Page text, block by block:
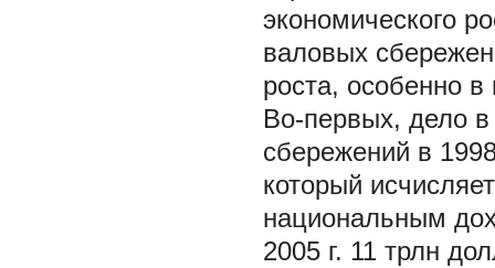
экономического
валовых
роста, особенно в
Во-первых, дело
сбережений в
который
национальным
2005 г. 11 трлн